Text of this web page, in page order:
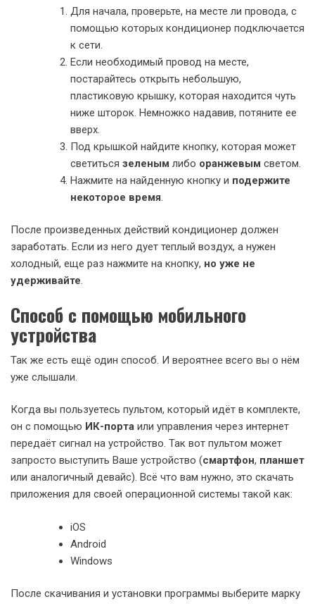
Для начала, проверьте, на месте ли провода, с
помощью которых кондиционер подключается
к сети.
Если необходимый провод на месте,
постарайтесь открыть небольшую,
пластиковую крышку, которая находится чуть
ниже шторок. Немножко надавив, потяните ее
вверх.
Под крышкой найдите кнопку, которая может
светиться зеленым либо оранжевым светом.
Нажмите на найденную кнопку и подержите
некоторое время
После произведенных действий кондиционер должен
заработать. Если из него дует теплый воздух, а нужен
холодный, еще раз нажмите на кнопку, но уже не
удерживайте.
Способ с помощью мобильного
устройства
Так же есть ещё один способ. И вероятнее всего вы о нём
уже слышали.
Когда вы пользуетесь пультом, который идёт в комплекте,
он с помощью ИК-порта или управления через интернет
передаёт сигнал на устройство. Так вот пультом может
запросто выступить Ваше устройство (смартфон, планшет
или аналогичный девайс). Всё что вам нужно, это скачать
приложения для своей операционной системы такой как:
iOS
Android
Windows
После скачивания и установки программы выберите марку